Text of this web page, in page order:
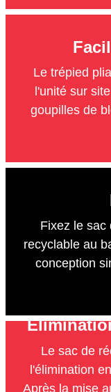
Le trépied
l'unité sur
goupilles de
Fixez le sac
recyclable au
conception
Le sac de
l'élimination
Après la mise